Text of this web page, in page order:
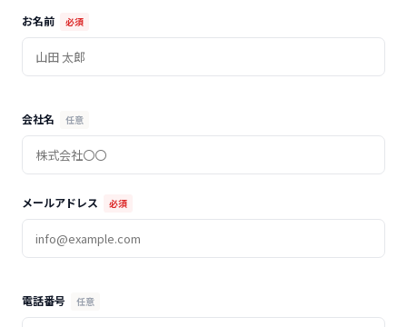
お名前 必須
会社名 任意
メールアドレス 必須
電話番号 任意